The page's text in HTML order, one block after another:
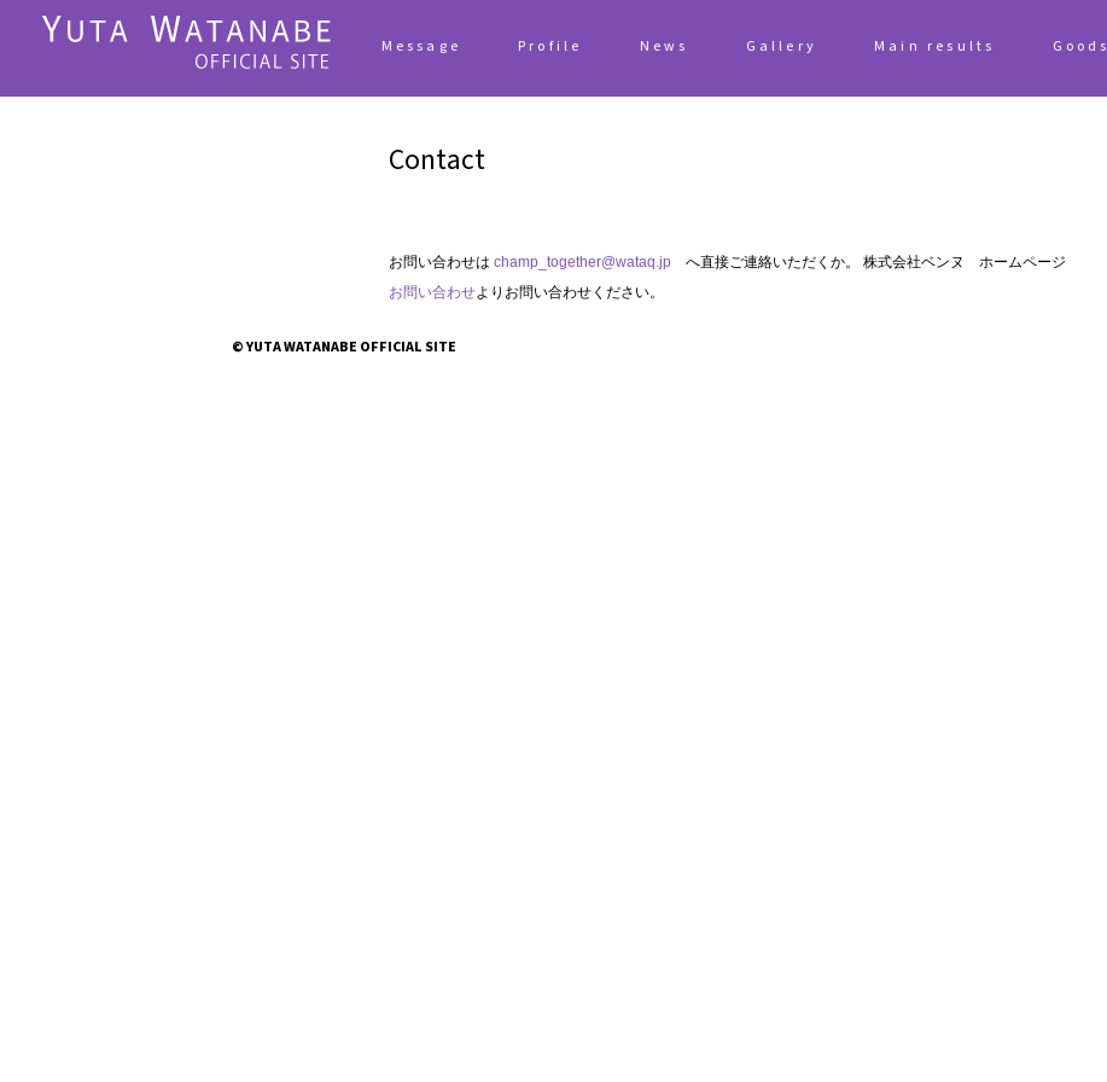
Message Profile News Gallery Main results Goods
Contact
お問い合わせは champ_together@wataq.jp へ直接ご連絡いただくか。 株式会社ベンヌ ホームページ
お問い合わせよりお問い合わせください。
© YUTA WATANABE OFFICIAL SITE